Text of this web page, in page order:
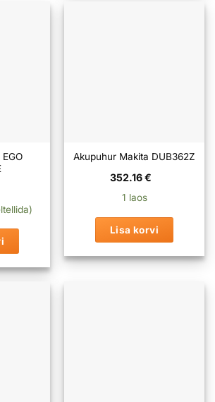
Akupuhur Makita DUB362Z
352.16€
1 laos
Lisa korvi